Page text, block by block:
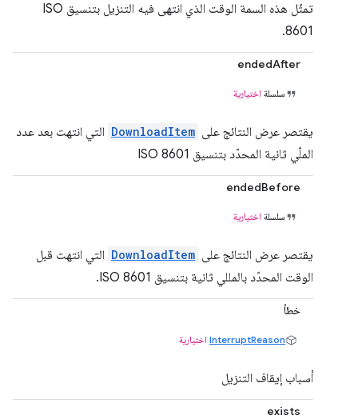
تمثّل هذه السمة الوقت الذي انتهى فيه التنزيل بتنسيق ISO
8601.
endedAfter
سلسلة اختيارية
يقتصر عرض النتائج على DownloadItem التي انتهت بعد عدد
الملّي ثانية المحدّد بتنسيق ISO 8601
endedBefore
سلسلة اختيارية
يقتصر عرض النتائج على DownloadItem التي انتهت قبل
الوقت المحدّد بالمللي ثانية بتنسيق ISO 8601.
خطأ
InterruptReason اختيارية
أسباب إيقاف التنزيل
exists